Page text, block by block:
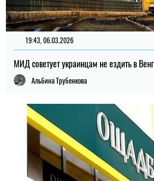
19:43, 06.03.2026
МИД советует украинцам не ездить в
Альбина Трубенкова